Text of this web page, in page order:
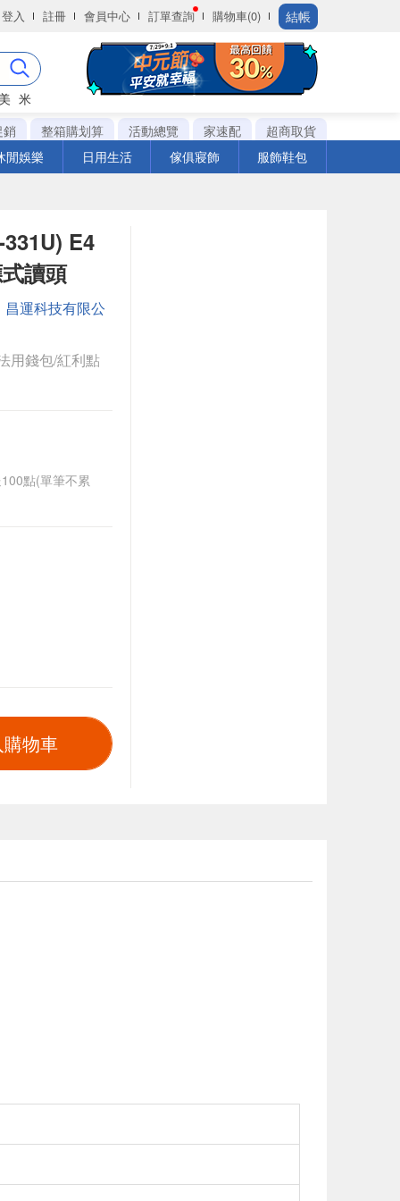
登入 註冊 會員中心 訂單查詢 購物車(0) 結帳
米
銷
整箱購划算 活動總覽 家速配
超商取貨
閒娛樂
日用生活 傢俱寢飾 服飾鞋包
E4
讀頭
昌運科技有限公
用錢包/紅利點
點(單筆不累
物車